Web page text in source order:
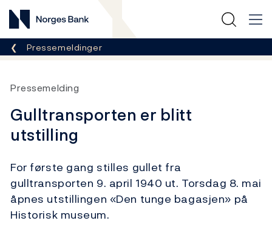
Norges Bank
Her er du nå:
Pressemeldinger
Pressemelding
Gulltransporten er blitt
utstilling
For første gang stilles gullet fra
gulltransporten 9. april 1940 ut. Torsdag 8. mai
åpnes utstillingen «Den tunge bagasjen» på
Historisk museum.